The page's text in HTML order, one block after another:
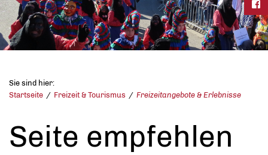
Sie sind hier:
Startseite
Freizeit & Tourismus Freizeitangebote & Erlebnisse
Seite empfehlen